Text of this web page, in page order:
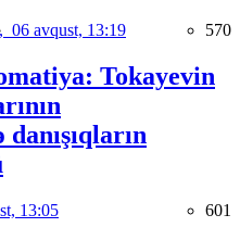
06 avqust, 13:19 570
Tokayevin
danışıqların
13:05 601